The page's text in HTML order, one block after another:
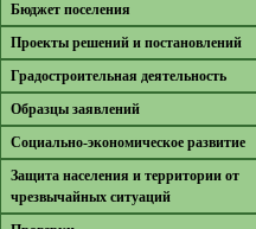
Бюджет поселения
Проекты решений и постановлений
Градостроительная деятельность
Образцы заявлений
Cоциально-экономическое развитие
Защита населения и территории от
чрезвычайных ситуаций